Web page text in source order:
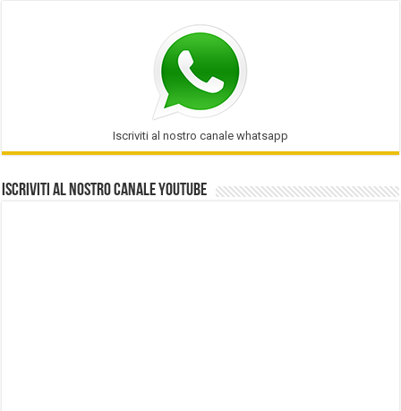
Iscriviti al nostro canale whatsapp
Iscriviti al nostro Canale Youtube